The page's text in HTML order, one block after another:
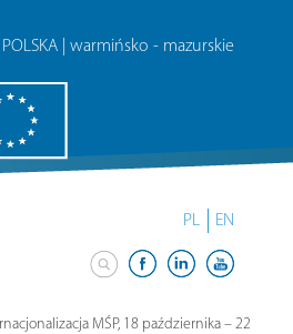
POLSKA | warmińsko - mazurskie
PL EN
MŚP, 18 października – 22